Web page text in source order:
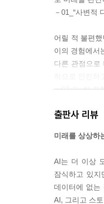
－01_“사변적
어릴 적 불편
이의 경험에서
다른 관점으로
－03_“느린 경
최근 들어 ‘AI-
앞서 제시한
행동하는 과정
－06_“생성형
출판사 리뷰
미래를 상상하
AI는 더 이상
잠식하고 있
데이터에 없는
AI, 그리고 스